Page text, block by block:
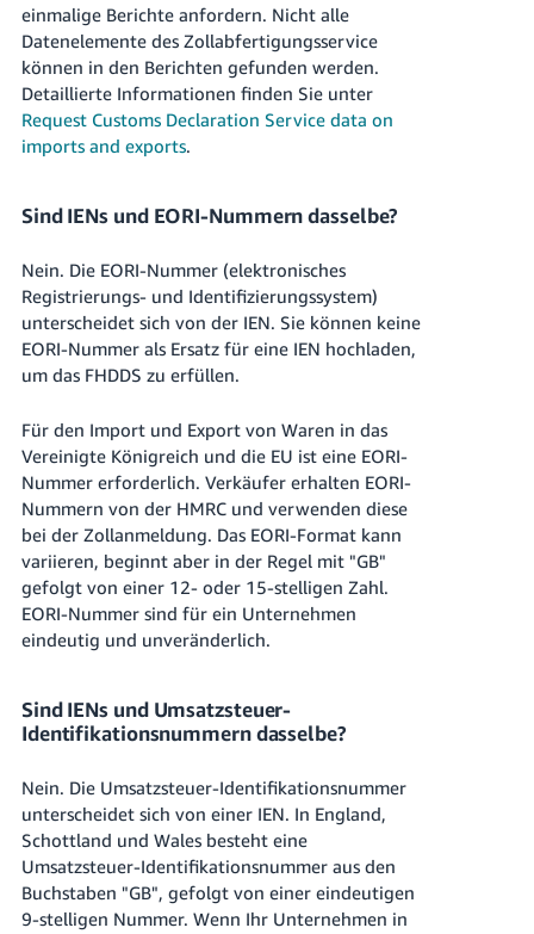
einmalige Berichte anfordern. Nicht alle
Datenelemente des Zollabfertigungsservice
können in den Berichten gefunden werden.
Detaillierte Informationen finden Sie unter
Request Customs Declaration Service data on
imports and exports.
Sind IENs und EORI-Nummern dasselbe?
Nein. Die EORI-Nummer (elektronisches
Registrierungs- und Identifizierungssystem)
unterscheidet sich von der IEN. Sie können keine
EORI-Nummer als Ersatz für eine IEN hochladen,
um das FHDDS zu erfüllen.
Für den Import und Export von Waren in das
Vereinigte Königreich und die EU ist eine EORI-
Nummer erforderlich. Verkäufer erhalten EORI-
Nummern von der HMRC und verwenden diese
bei der Zollanmeldung. Das EORI-Format kann
variieren, beginnt aber in der Regel mit "GB"
gefolgt von einer 12- oder 15-stelligen Zahl.
EORI-Nummer sind für ein Unternehmen
eindeutig und unveränderlich.
Sind IENs und Umsatzsteuer-
Identifikationsnummern dasselbe?
Nein. Die Umsatzsteuer-Identifikationsnummer
unterscheidet sich von einer IEN. In England,
Schottland und Wales besteht eine
Umsatzsteuer-Identifikationsnummer aus den
Buchstaben "GB", gefolgt von einer eindeutigen
9-stelligen Nummer. Wenn Ihr Unternehmen in